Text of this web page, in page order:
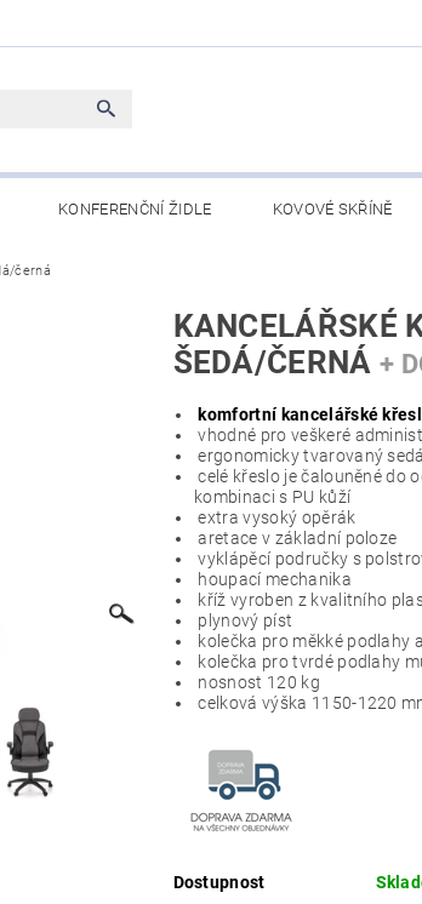
KONFERENČNÍ ŽIDLE KOVOVÉ SKŘÍNĚ
KONTAKTY
černá
KANCELÁŘSKÉ
ŠEDÁ/ČERNÁ+
komfortní kancelářské
vhodné pro veškeré
ergonomicky tvarovaný
celé křeslo je čalouněné do
kombinaci s PU kůží
extra vysoký opěrák
aretace v základní poloze
vyklápěcí područky s
houpací mechanika
kříž vyroben z kvalitního
plynový píst
kolečka pro měkké podlahy
kolečka pro tvrdé podlahy
nosnost 120 kg
celková výška 1150-1220
Dostupnost